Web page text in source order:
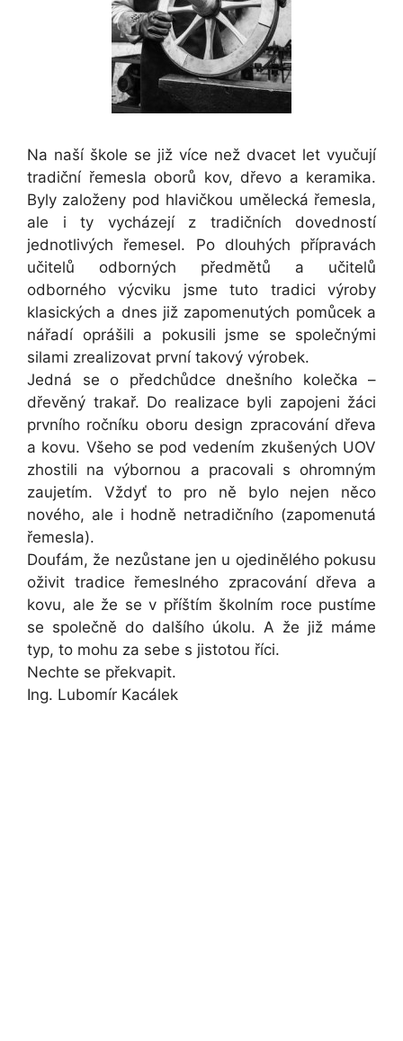
Na naší škole se již více než dvacet let vyučují
tradiční řemesla oborů kov, dřevo a keramika.
Byly založeny pod hlavičkou umělecká řemesla,
ale i ty vycházejí z tradičních dovedností
jednotlivých řemesel. Po dlouhých přípravách
učitelů odborných předmětů a učitelů
odborného výcviku jsme tuto tradici výroby
klasických a dnes již zapomenutých pomůcek a
nářadí oprášili a pokusili jsme se společnými
silami zrealizovat první takový výrobek.
Jedná se o předchůdce dnešního kolečka –
dřevěný trakař. Do realizace byli zapojeni žáci
prvního ročníku oboru design zpracování dřeva
a kovu. Všeho se pod vedením zkušených UOV
zhostili na výbornou a pracovali s ohromným
zaujetím. Vždyť to pro ně bylo nejen něco
nového, ale i hodně netradičního (zapomenutá
řemesla).
Doufám, že nezůstane jen u ojedinělého pokusu
oživit tradice řemeslného zpracování dřeva a
kovu, ale že se v příštím školním roce pustíme
se společně do dalšího úkolu. A že již máme
typ, to mohu za sebe s jistotou říci.
Nechte se překvapit.
Ing. Lubomír Kacálek